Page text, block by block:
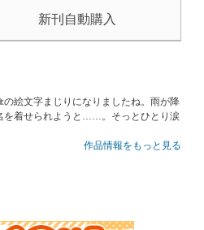
新刊自動購入
絵文字まじりになりましたね。雨が降
を着せられようと……。そっとひとり涙
作品情報をもっと見る